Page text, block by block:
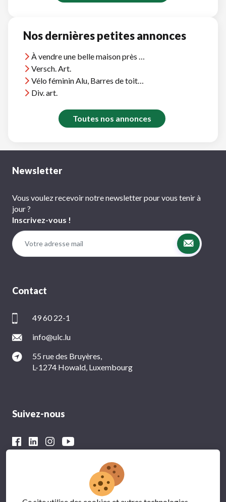
Nos dernières petites annonces
À vendre une belle maison près d'Agadir, vue océan, près plages et terrains golf
Versch. Art.
Vélo féminin Alu, Barres de toit Thule, et divers
Div. art.
Toutes nos annonces
Newsletter
Vous voulez recevoir notre newsletter pour vous tenir à
jour ?
Inscrivez-vous !
Contact
49 60 22-1
info@ulc.lu
55 rue des Bruyères,
L-1274 Howald, Luxembourg
Suivez-nous
Avec le soutien financier du